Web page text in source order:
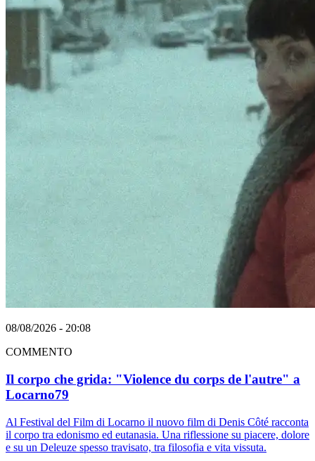
08/08/2026 - 20:08
COMMENTO
Il corpo che grida: "Violence du corps de l'autre" a
Locarno79
Al Festival del Film di Locarno il nuovo film di Denis Côté racconta
il corpo tra edonismo ed eutanasia. Una riflessione su piacere, dolore
e su un Deleuze spesso travisato, tra filosofia e vita vissuta.